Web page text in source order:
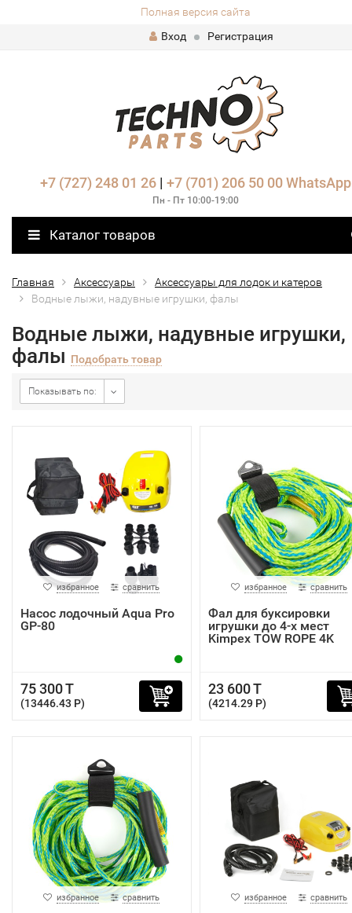
Полная версия сайта
Вход
Регистрация
+7 (727) 248 01 26| +7 (701) 206 50 00 WhatsApp
Пн - Пт 10:00-19:00
Каталог товаров
Главная Аксессуары
Аксессуары для лодок и катеров
Водные лыжи, надувные игрушки, фалы
Водные лыжи, надувные игрушки,
фалы Подобрать товар
Показывать по:
избранное сравнить
Насос лодочный Aqua Pro
GP-80
75 300 T
(13446.43 P)
избранное сравнить
Фал для буксировки
игрушки до 4-х мест
Kimpex TOW ROPE 4K
23 600 T
(4214.29 P)
избранное сравнить избранное сравнить